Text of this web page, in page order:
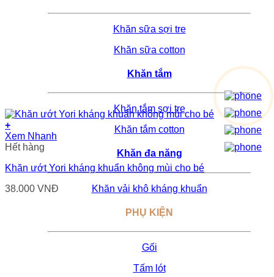
Khăn sữa sợi tre
Khăn sữa cotton
Khăn tắm
Khăn tắm sợi tre
Khăn tắm cotton
Khăn đa năng
Khăn vải khô kháng khuẩn
PHỤ KIỆN
Gối
Tấm lót
+
Xem Nhanh
Hết hàng
Khăn ướt Yori kháng khuẩn không mùi cho bé
38.000 VNĐ